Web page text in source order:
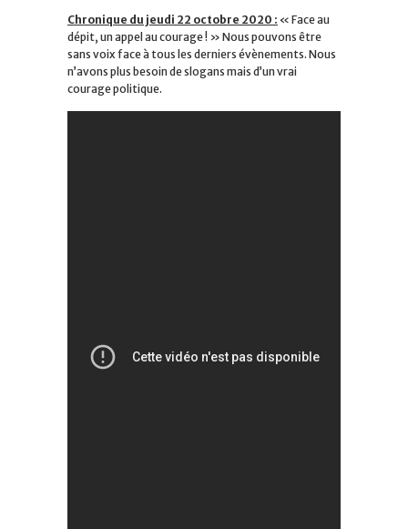
Chronique du jeudi 22 octobre 2020 : « Face au
dépit, un appel au courage ! » Nous pouvons être
sans voix face à tous les derniers évènements. Nous
n’avons plus besoin de slogans mais d’un vrai
courage politique.